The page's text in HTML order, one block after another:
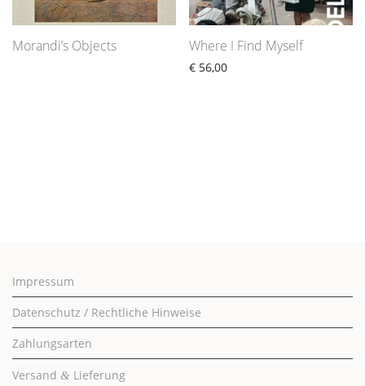
Morandi’s Objects Where I Find Myself
€ 56,00
Impressum
Datenschutz / Rechtliche Hinweise
Zahlungsarten
Versand & Lieferung